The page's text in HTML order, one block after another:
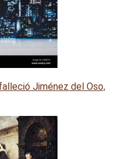
Jiménez del Oso,